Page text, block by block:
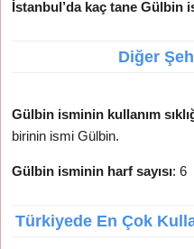
İstanbul’da kaç tane Gülbin
Diğer
Gülbin isminin kullanım
birinin ismi Gülbin.
Gülbin isminin harf sayısı: 6
Türkiyede En Çok